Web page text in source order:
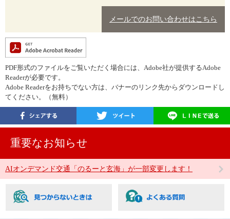
メールでのお問い合わせはこちら
PDF形式のファイルをご覧いただく場合には、Adobe社が提供するAdobe
Readerが必要です。
Adobe Readerをお持ちでない方は、バナーのリンク先からダウンロードし
てください。（無料）
重要なお知らせ
AIオンデマンド交通「のるーと玄海」が一部変更します！